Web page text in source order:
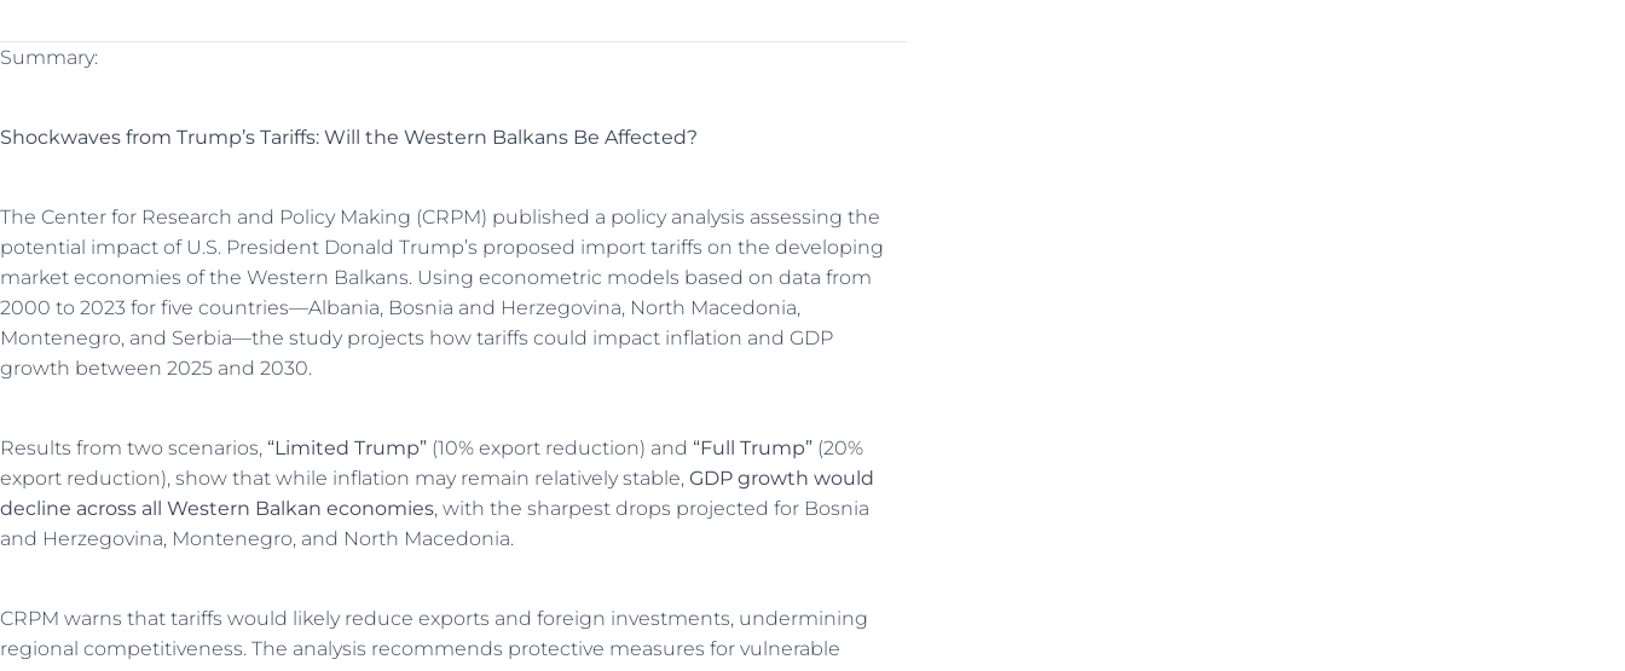
Summary:
Shockwaves from Trump’s Tariffs: Will the Western Balkans Be Affected?
The Center for Research and Policy Making (CRPM) published a policy analysis assessing the
potential impact of U.S. President Donald Trump’s proposed import tariffs on the developing
market economies of the Western Balkans. Using econometric models based on data from
2000 to 2023 for five countries—Albania, Bosnia and Herzegovina, North Macedonia,
Montenegro, and Serbia—the study projects how tariffs could impact inflation and GDP
growth between 2025 and 2030.
Results from two scenarios, “Limited Trump” (10% export reduction) and “Full Trump” (20%
export reduction), show that while inflation may remain relatively stable, GDP growth would
decline across all Western Balkan economies, with the sharpest drops projected for Bosnia
and Herzegovina, Montenegro, and North Macedonia.
CRPM warns that tariffs would likely reduce exports and foreign investments, undermining
regional competitiveness. The analysis recommends protective measures for vulnerable